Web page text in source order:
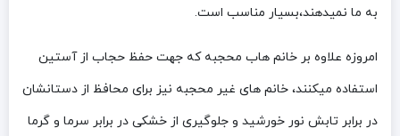
به ما نمیدهند،بسیار مناسب است.
امروزه علاوه بر خانم هاب محجبه که جهت حفظ حجاب از آستین
استفاده میکنند، خانم های غیر محجبه نیز برای محافظ از دستانشان
در برابر تابش نور خورشید و جلوگیری از خشکی در برابر سرما و گرما